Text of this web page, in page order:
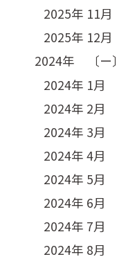
2025年 11月
2025年 12月
2024年 〔ー〕
2024年 1月
2024年 2月
2024年 3月
2024年 4月
2024年 5月
2024年 6月
2024年 7月
2024年 8月